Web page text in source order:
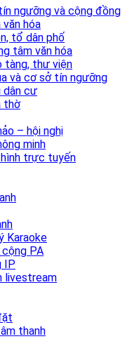
ngưỡng và cộng đồng
văn hóa
tổ dân phố
tâm văn hóa
tàng, thư viện
và cơ sở tín ngưỡng
dân cư
thờ
– hội nghị
minh
trực tuyến
Karaoke
PA
IP
livestream
thanh